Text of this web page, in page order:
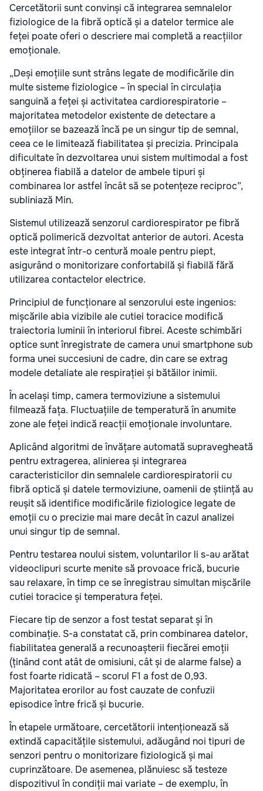
Cercetătorii sunt convinși că integrarea semnalelor
fiziologice de la fibră optică și a datelor termice ale
feței poate oferi o descriere mai completă a reacțiilor
emoționale.
„Deși emoțiile sunt strâns legate de modificările din
multe sisteme fiziologice – în special în circulația
sanguină a feței și activitatea cardiorespiratorie –
majoritatea metodelor existente de detectare a
emoțiilor se bazează încă pe un singur tip de semnal,
ceea ce le limitează fiabilitatea și precizia. Principala
dificultate în dezvoltarea unui sistem multimodal a fost
obținerea fiabilă a datelor de ambele tipuri și
combinarea lor astfel încât să se potențeze reciproc”,
subliniază Min.
Sistemul utilizează senzorul cardiorespirator pe fibră
optică polimerică dezvoltat anterior de autori. Acesta
este integrat într-o centură moale pentru piept,
asigurând o monitorizare confortabilă și fiabilă fără
utilizarea contactelor electrice.
Principiul de funcționare al senzorului este ingenios:
mișcările abia vizibile ale cutiei toracice modifică
traiectoria luminii în interiorul fibrei. Aceste schimbări
optice sunt înregistrate de camera unui smartphone sub
forma unei succesiuni de cadre, din care se extrag
modele detaliate ale respirației și bătăilor inimii.
În același timp, camera termoviziune a sistemului
filmează fața. Fluctuațiile de temperatură în anumite
zone ale feței indică reacții emoționale involuntare.
Aplicând algoritmi de învățare automată supravegheată
pentru extragerea, alinierea și integrarea
caracteristicilor din semnalele cardiorespiratorii cu
fibră optică și datele termoviziune, oamenii de știință au
reușit să identifice modificările fiziologice legate de
emoții cu o precizie mai mare decât în cazul analizei
unui singur tip de semnal.
Pentru testarea noului sistem, voluntarilor li s-au arătat
videoclipuri scurte menite să provoace frică, bucurie
sau relaxare, în timp ce se înregistrau simultan mișcările
cutiei toracice și temperatura feței.
Fiecare tip de senzor a fost testat separat și în
combinație. S-a constatat că, prin combinarea datelor,
fiabilitatea generală a recunoașterii fiecărei emoții
(ținând cont atât de omisiuni, cât și de alarme false) a
fost foarte ridicată – scorul F1 a fost de 0,93.
Majoritatea erorilor au fost cauzate de confuzii
episodice între frică și bucurie.
În etapele următoare, cercetătorii intenționează să
extindă capacitățile sistemului, adăugând noi tipuri de
senzori pentru o monitorizare fiziologică și mai
cuprinzătoare. De asemenea, plănuiesc să testeze
dispozitivul în condiții mai variate – de exemplu, în